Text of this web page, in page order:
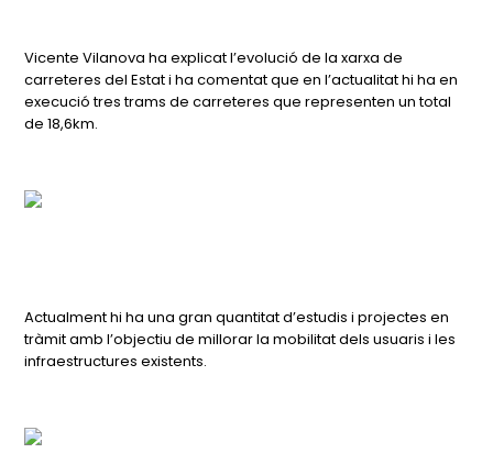
Vicente Vilanova ha explicat l’evolució de la xarxa de
carreteres del Estat i ha comentat que en l’actualitat hi ha en
execució tres trams de carreteres que representen un total
de 18,6km.
Actualment hi ha una gran quantitat d’estudis i projectes en
tràmit amb l’objectiu de millorar la mobilitat dels usuaris i les
infraestructures existents.